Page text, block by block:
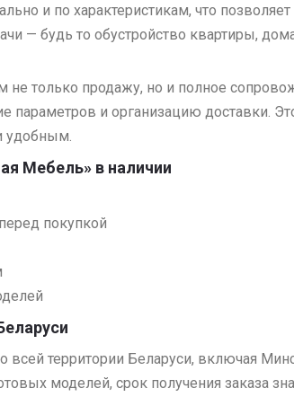
и по характеристикам, что позволяет
— будь то обустройство квартиры,
только продажу, но и полное
и организацию доставки.
удобным.
Мебель» в наличии
покупкой
территории Беларуси, включая
моделей, срок получения заказа